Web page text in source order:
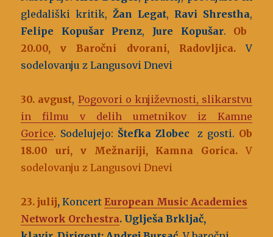
gledališki kritik,Žan Legat, Ravi Shrestha,
Felipe Kopušar Prenz, Jure Kopušar. Ob
20.00, v Baročni dvorani, Radovljica.V
sodelovanju z Langusovi Dnevi
30. avgust, Pogovori o književnosti, slikarstvu
in filmu v delih umetnikov iz Kamne
Gorice. Sodelujejo: Štefka Zlobec z gosti. Ob
18.00 uri, v Mežnariji, Kamna Gorica.V
sodelovanju z Langusovi Dnevi
23. julij, KoncertEuropean Music Academies
Network Orchestra. Uglješa Brkljač,